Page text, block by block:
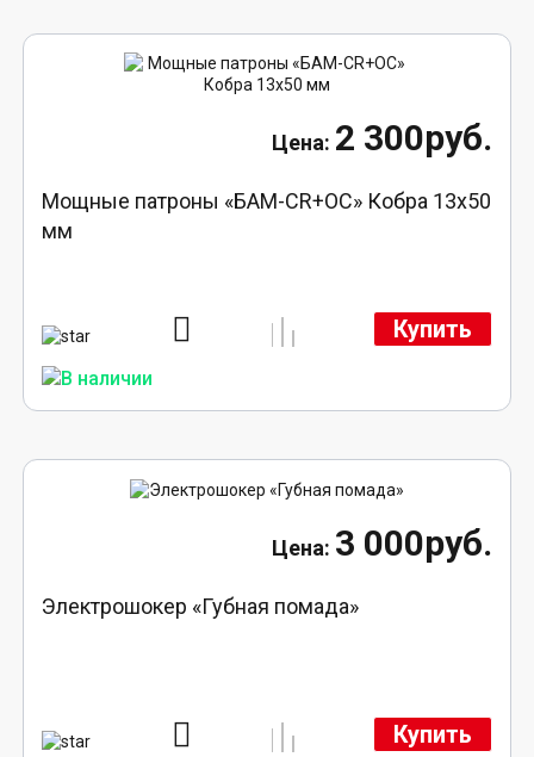
2 300руб.
Мощные патроны «БАМ-CR+ОС» Кобра 13х50
мм
Купить
3 000руб.
Электрошокер «Губная помада»
Купить